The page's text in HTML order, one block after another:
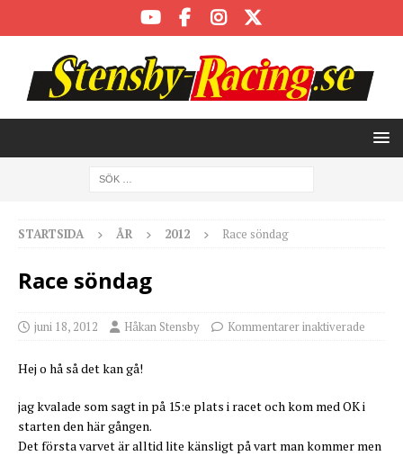
STARTSIDA ÅR 2012 Race söndag
Race söndag
juni 18, 2012 Håkan Stensby Kommentarer inaktiverade
Hej o hå så det kan gå!
jag kvalade som sagt in på 15:e plats i racet och kom med OK i
starten den här gången.
Det första varvet är alltid lite känsligt på vart man kommer men